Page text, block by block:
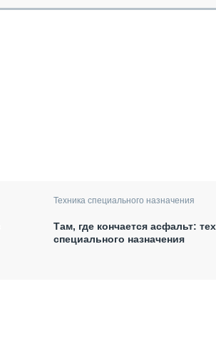
Техника специального назначения
Там, где кончается асфальт:
специального назначения